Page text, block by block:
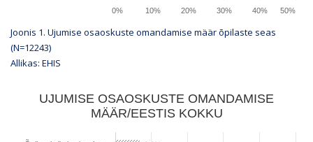
0% 10% 20% 30% 40% 50%
Joonis 1. Ujumise osaoskuste omandamise määr õpilaste seas
(N=12243)
Allikas: EHIS
UJUMISE OSAOSKUSTE OMANDAMISE
MÄÄR/EESTIS KOKKU
Series 1